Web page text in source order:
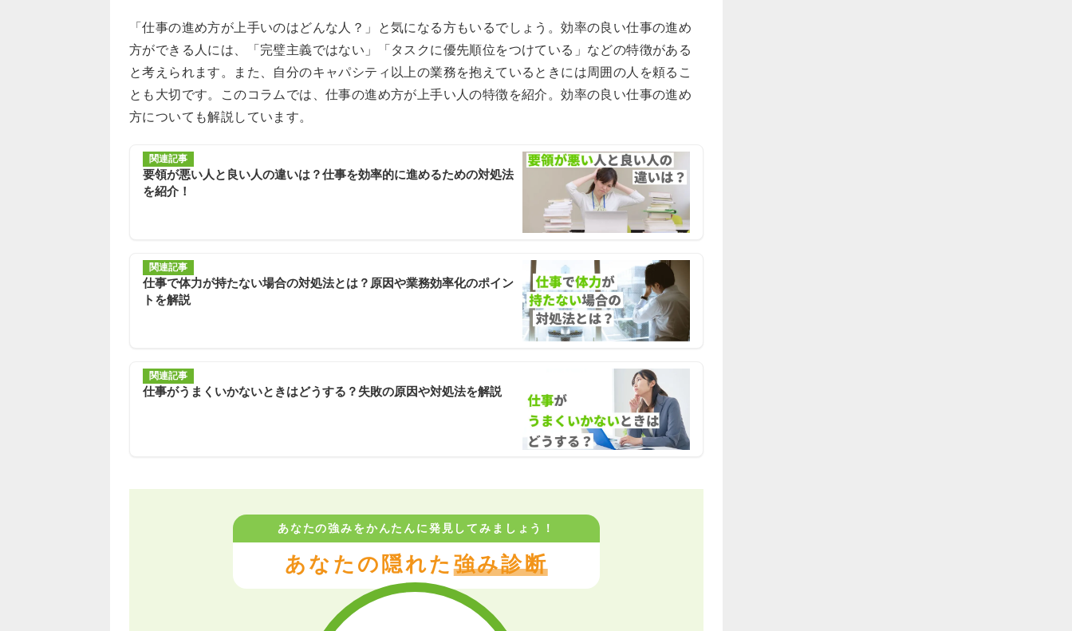
「仕事の進め方が上手いのはどんな人？」と気になる方もいるでしょう。効率の良い仕事の進め
方ができる人には、「完璧主義ではない」「タスクに優先順位をつけている」などの特徴がある
と考えられます。また、自分のキャパシティ以上の業務を抱えているときには周囲の人を頼るこ
とも大切です。このコラムでは、仕事の進め方が上手い人の特徴を紹介。効率の良い仕事の進め
方についても解説しています。
関連記事
要領が悪い人と良い人の違いは？仕事を効率的に進めるための対処法
を紹介！
関連記事
仕事で体力が持たない場合の対処法とは？原因や業務効率化のポイン
トを解説
関連記事
仕事がうまくいかないときはどうする？失敗の原因や対処法を解説
あなたの強みをかんたんに発見してみましょう！
あなたの隠れた強み診断